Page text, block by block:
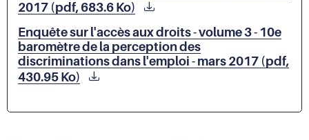
2017 (pdf, 683.6 Ko)
Enquête sur l'accès aux droits - volume 3 - 10e
baromètre de la perception des
discriminations dans l'emploi - mars 2017 (pdf,
430.95 Ko)